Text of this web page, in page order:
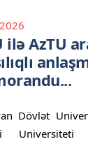
ilə AzTU
Dövlət
Universiteti